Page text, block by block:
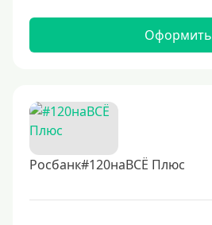
Оформить
Росбанк#120наВСЁ Плюс